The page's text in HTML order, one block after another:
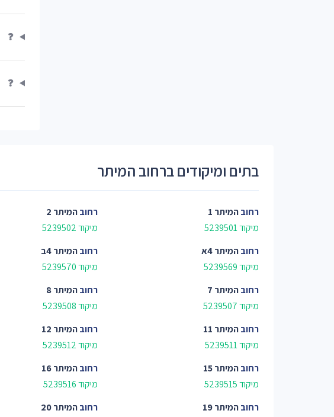
❓
❓
בתים ומיקודים ברחוב המיתר
רחובהמיתר 1
מיקוד 5239501
רחובהמיתר 2
מיקוד 5239502
רחובהמיתר 4א
מיקוד 5239569
רחובהמיתר 4ב
מיקוד 5239570
רחובהמיתר 7
מיקוד 5239507
רחובהמיתר 8
מיקוד 5239508
רחובהמיתר 11
מיקוד 5239511
רחובהמיתר 12
מיקוד 5239512
רחובהמיתר 15
מיקוד 5239515
רחובהמיתר 16
מיקוד 5239516
רחובהמיתר 19
רחובהמיתר 20